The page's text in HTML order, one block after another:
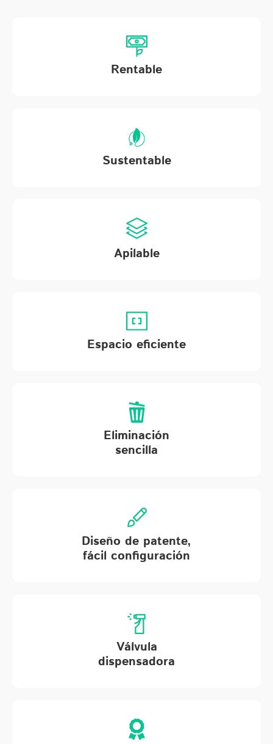
Rentable
Sustentable
Apilable
Espacio eficiente
Eliminación
sencilla
Diseño de patente,
fácil configuración
Válvula
dispensadora